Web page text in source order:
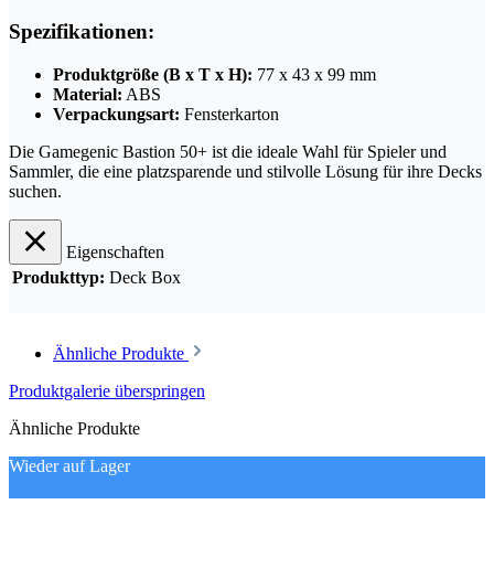
Spezifikationen:
Produktgröße (B x T x H): 77 x 43 x 99 mm
Material: ABS
Verpackungsart: Fensterkarton
Die Gamegenic Bastion 50+ ist die ideale Wahl für Spieler und
Sammler, die eine platzsparende und stilvolle Lösung für ihre Decks
suchen.
Eigenschaften
Produkttyp: Deck Box
Ähnliche Produkte
Produktgalerie überspringen
Ähnliche Produkte
Wieder auf Lager